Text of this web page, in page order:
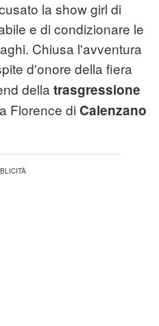
la show girl di
e di condizionare le
Chiusa l'avventura
d'onore della fiera
della trasgressione
Florence di Calenzano